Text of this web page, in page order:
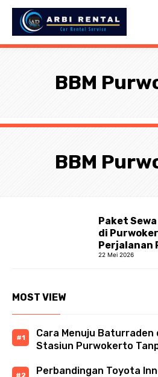
Langsung
BBM
BBM
Paket Sewa
di
Perjalanan
22 Mei 2026
MOST VIEW
Cara Menuju Baturraden
Stasiun Purwokerto
Perbandingan Toyota